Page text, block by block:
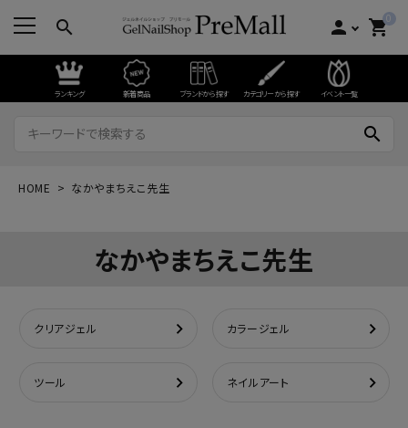
search person 0
shopping_cart
ランキング 新着商品 ブランドから探す カテゴリーから探す イベント一覧
search
HOME なかやまちえこ先生
なかやまちえこ先生
クリアジェル カラージェル
ツール ネイルアート